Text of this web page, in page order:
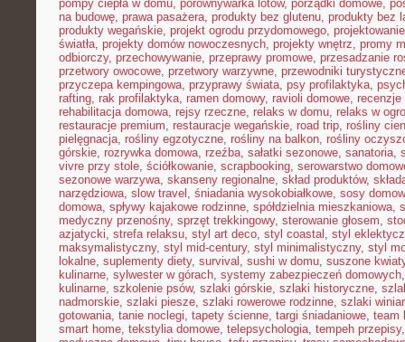
pompy ciepła w domu, porównywarka lotów, porządki domowe,
na budowę, prawa pasażera, produkty bez glutenu, produkty bez
produkty wegańskie, projekt ogrodu przydomowego,
światła, projekty domów nowoczesnych, projekty wnętrz, promy
odbiorczy, przechowywanie, przeprawy promowe, przesadzanie
przetwory owocowe, przetwory warzywne, przewodniki
przyczepa kempingowa, przyprawy świata, psy profilaktyka,
rafting, rak profilaktyka, ramen domowy, ravioli domowe, recenzje
rehabilitacja domowa, rejsy rzeczne, relaks w domu, relaks w
restauracje premium, restauracje wegańskie, road trip, rośliny
pielęgnacja, rośliny egzotyczne, rośliny na balkon, rośliny
górskie, rozrywka domowa, rzeźba, sałatki sezonowe, sanatoria,
vivre przy stole, ściółkowanie, scrapbooking, serowarstwo
sezonowe warzywa, skanseny regionalne, skład produktów,
narzędziowa, slow travel , śniadania wysokobiałkowe, sosy
domowa, spływy kajakowe rodzinne, spółdzielnia mieszkaniowa,
medyczny przenośny, sprzęt trekkingowy, sterowanie głosem,
azjatycki, strefa relaksu, styl art deco, styl coastal , styl
maksymalistyczny, styl mid-century, styl minimalistyczny, styl
lokalne, suplementy diety, survival , sushi w domu, suszone
kulinarne, sylwester w górach, systemy zabezpieczeń domowych
kulinarne, szkolenie psów, szlaki górskie, szlaki historyczne,
nadmorskie, szlaki piesze, szlaki rowerowe rodzinne, szlaki
gotowania, tanie noclegi, tapety ścienne, targi śniadaniowe, team
smart home, tekstylia domowe, telepsychologia, tempeh przepisy